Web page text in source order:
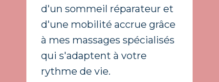
d'un sommeil réparateur et
d'une mobilité accrue grâce
à mes massages spécialisés
qui s'adaptent à votre
rythme de vie.